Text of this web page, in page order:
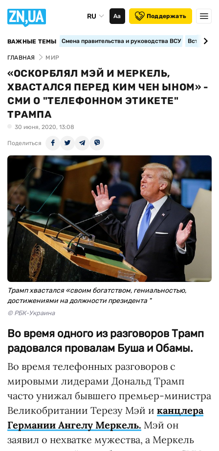
RU Аа Поддержать
ВАЖНЫЕ ТЕМЫ Смена правительства и руководства ВСУ
ГЛАВНАЯ МИР
«ОСКОРБЛЯЛ МЭЙ И МЕРКЕЛЬ,
ХВАСТАЛСЯ ПЕРЕД КИМ ЧЕН ЫНОМ» -
СМИ О "ТЕЛЕФОННОМ ЭТИКЕТЕ"
ТРАМПА
30 июня, 2020, 13:08
Поделиться
Трамп хвастался «своим богатством, гениальностью,
достижениями на должности президента "
© РБК-Украина
Во время одного из разговоров Трамп
радовался провалам Буша и Обамы.
Во время телефонных разговоров с
мировыми лидерами Дональд Трамп
часто унижал бывшего премьер-министра
Великобритании Терезу Мэй и канцлера
Германии Ангелу Меркель. Мэй он
заявил о нехватке мужества, а Меркель